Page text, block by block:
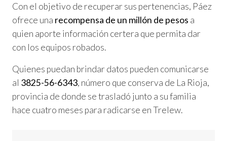
Con el objetivo de recuperar sus pertenencias, Páez
ofrece una recompensa de un millón de pesos a
quien aporte información certera que permita dar
con los equipos robados.
Quienes puedan brindar datos pueden comunicarse
al 3825-56-6343, número que conserva de La Rioja,
provincia de donde se trasladó junto a su familia
hace cuatro meses para radicarse en Trelew.